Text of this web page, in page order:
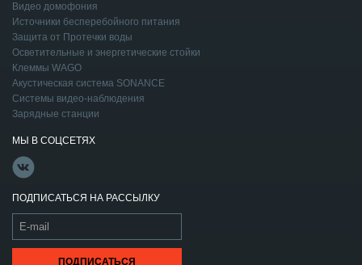
Видео домофония
Источники бесперебойного питания
Защита от Протечки воды
Осветительные и энергетические стойки
Клеммы WAGO
Акустическая система SONANCE
Системы видео-наблюдения
Зарядные станции
МЫ В СОЦСЕТЯХ
ПОДПИСАТЬСЯ НА РАССЫЛКУ